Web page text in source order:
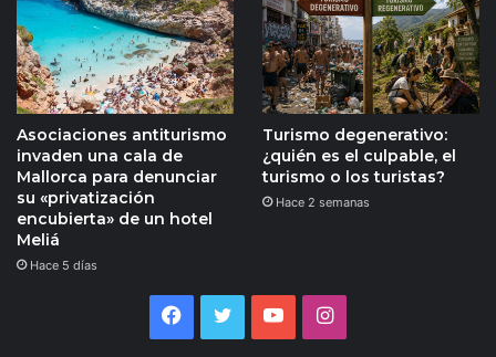
Asociaciones antiturismo
invaden una cala de
Mallorca para denunciar
su «privatización
encubierta» de un hotel
Meliá
Hace 5 días
Turismo degenerativo:
¿quién es el culpable, el
turismo o los turistas?
Hace 2 semanas
Facebook
TwitterYouTubeInstagram